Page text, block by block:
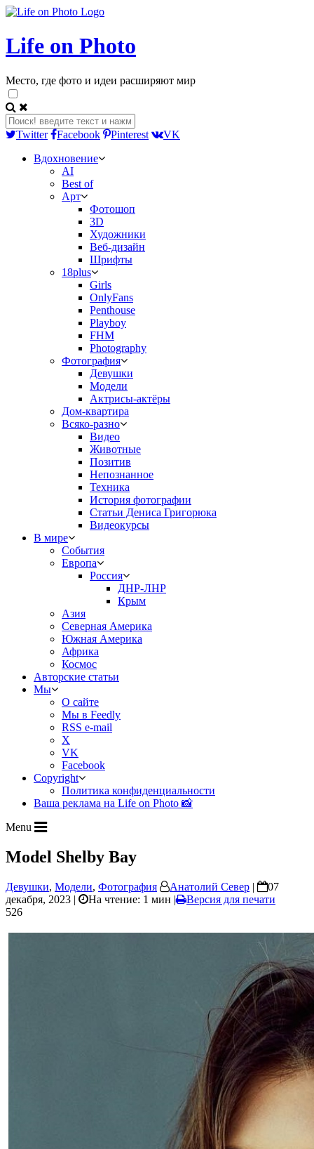
Life on Photo
Место, где фото и идеи расширяют мир
Twitter Facebook Pinterest
VK
Вдохновение
AI
Best of
Арт
Фотошоп
3D
Художники
Веб-дизайн
Шрифты
18plus
Girls
OnlyFans
Penthouse
Playboy
FHM
Photography
Фотография
Девушки
Модели
Актрисы-актёры
Дом-квартира
Всяко-разно
Видео
Животные
Позитив
Непознанное
Техника
История фотографии
Статьи Дениса Григорюка
Видеокурсы
В мире
События
Европа
Россия
ДНР-ЛНР
Крым
Азия
Северная Америка
Южная Америка
Африка
Космос
Авторские статьи
Мы
О сайте
Мы в Feedly
RSS e-mail
X
VK
Facebook
Copyright
Политика конфиденциальности
Ваша реклама на Life on Photo 📸
Menu
Model Shelby Bay
Девушки, Модели, Фотография Анатолий Север |
07
декабря, 2023 |
На чтение: 1 мин |
Версия для печати
526